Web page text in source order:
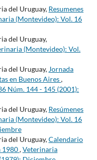
del Uruguay, Resumenes
(Montevideo): Vol. 16
del Uruguay,
(Montevideo): Vol.
del Uruguay, Jornada
en Buenos Aires,
Núm. 144 - 145 (2001):
del Uruguay, Resúmenes
(Montevideo): Vol. 16
del Uruguay,Calendario
1980,Veterinaria